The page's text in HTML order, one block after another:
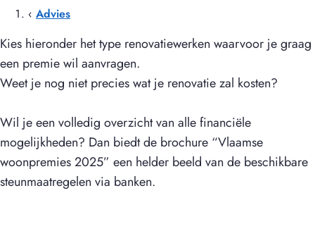
‹ Advies
Kies hieronder het type renovatiewerken waarvoor je graag
een premie wil aanvragen.
Weet je nog niet precies wat je renovatie zal kosten?
Wil je een volledig overzicht van alle financiële
mogelijkheden? Dan biedt de brochure “Vlaamse
woonpremies 2025” een helder beeld van de beschikbare
steunmaatregelen via banken.